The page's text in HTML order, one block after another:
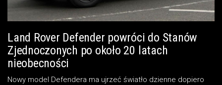
Land Rover Defender powróci do Stanów
Zjednoczonych po około 20 latach
nieobecności
Nowy model Defendera ma ujrzeć światło dzienne dopiero